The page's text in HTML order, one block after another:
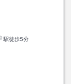
駅徒歩5分